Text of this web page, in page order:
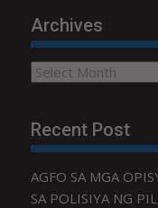
Archives
Archives
Recent Post
AGFO SA MGA
SA POLISIYA NG